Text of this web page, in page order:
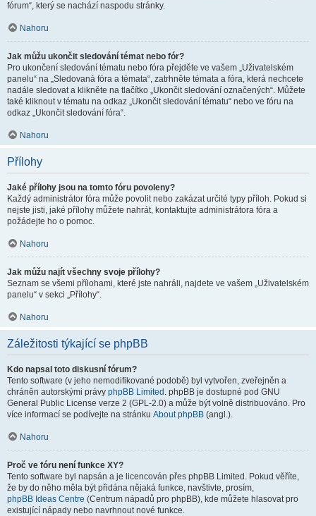
fórum“, který se nachází naspodu stránky.
Nahoru
Jak můžu ukončit sledování témat nebo fór?
Pro ukončení sledování tématu nebo fóra přejděte ve vašem „Uživatelském
panelu“ na „Sledovaná fóra a témata“, zatrhněte témata a fóra, která nechcete
nadále sledovat a klikněte na tlačítko „Ukončit sledování označených“. Můžete
také kliknout v tématu na odkaz „Ukončit sledování tématu“ nebo ve fóru na
odkaz „Ukončit sledování fóra“.
Nahoru
Přílohy
Jaké přílohy jsou na tomto fóru povoleny?
Každý administrátor fóra může povolit nebo zakázat určité typy příloh. Pokud si
nejste jisti, jaké přílohy můžete nahrát, kontaktujte administrátora fóra a
požádejte ho o pomoc.
Nahoru
Jak můžu najít všechny svoje přílohy?
Seznam se všemi přílohami, které jste nahráli, najdete ve vašem „Uživatelském
panelu“ v sekci „Přílohy“.
Nahoru
Záležitosti týkající se phpBB
Kdo napsal toto diskusní fórum?
Tento software (v jeho nemodifikované podobě) byl vytvořen, zveřejněn a
chráněn autorskými právy phpBB Limited . phpBB je dostupné pod GNU
General Public License verze 2 (GPL-2.0) a může být volně distribuováno. Pro
více informací se podívejte na stránku About phpBB (angl.).
Nahoru
Proč ve fóru není funkce XY?
Tento software byl napsán a je licencován přes phpBB Limited. Pokud věříte,
že by do něho měla být přidána nějaká funkce, navštivte, prosím,
phpBB Ideas Centre (Centrum nápadů pro phpBB), kde můžete hlasovat pro
existující nápady nebo navrhnout nové funkce.